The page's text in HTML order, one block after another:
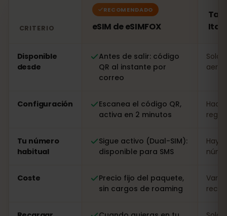
CRITERIO
RECOMENDADO
eSIM de eSIMFOX
Disponible
desde
Antes de salir: código
QR al instante por
correo
Solo
Configuración
Escanea el código QR,
activa en 2 minutos
Tu número
habitual
Sigue activo (Dual-SIM):
disponible para SMS
Hay
Coste
Precio fijo del paquete,
sin cargos de roaming